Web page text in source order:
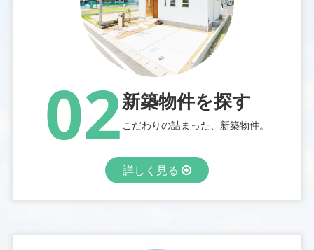
02新築物件を探す
こだわりの詰まった、新築物件。
詳しく見る